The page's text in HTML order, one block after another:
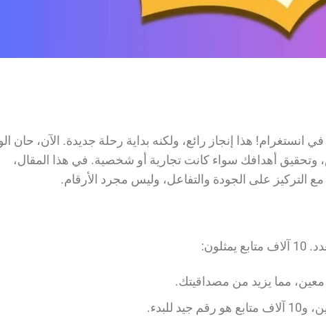
متابع على حسابك في انستغرام! هذا إنجاز رائع، ولكنه بداية رحلة جديدة. الآن، حان
وتحقيق أهدافك سواء كانت تجارية أو شخصية. في هذا المقال،
على الجودة والتفاعل، وليس مجرد الأرقام.
مما يزيد من مصداقيتك.
للبدء.